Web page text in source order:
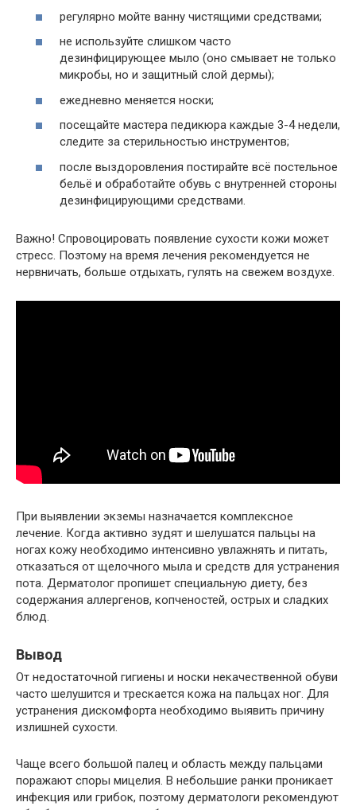
регулярно мойте ванну чистящими средствами;
не используйте слишком часто
дезинфицирующее мыло (оно смывает не только
микробы, но и защитный слой дермы);
ежедневно меняется носки;
посещайте мастера педикюра каждые 3-4 недели,
следите за стерильностью инструментов;
после выздоровления постирайте всё постельное
бельё и обработайте обувь с внутренней стороны
дезинфицирующими средствами.
Важно! Спровоцировать появление сухости кожи может
стресс. Поэтому на время лечения рекомендуется не
нервничать, больше отдыхать, гулять на свежем воздухе.
При выявлении экземы назначается комплексное
лечение. Когда активно зудят и шелушатся пальцы на
ногах кожу необходимо интенсивно увлажнять и питать,
отказаться от щелочного мыла и средств для устранения
пота. Дерматолог пропишет специальную диету, без
содержания аллергенов, копченостей, острых и сладких
блюд.
Вывод
От недостаточной гигиены и носки некачественной обуви
часто шелушится и трескается кожа на пальцах ног. Для
устранения дискомфорта необходимо выявить причину
излишней сухости.
Чаще всего большой палец и область между пальцами
поражают споры мицелия. В небольшие ранки проникает
инфекция или грибок, поэтому дерматологи рекомендуют